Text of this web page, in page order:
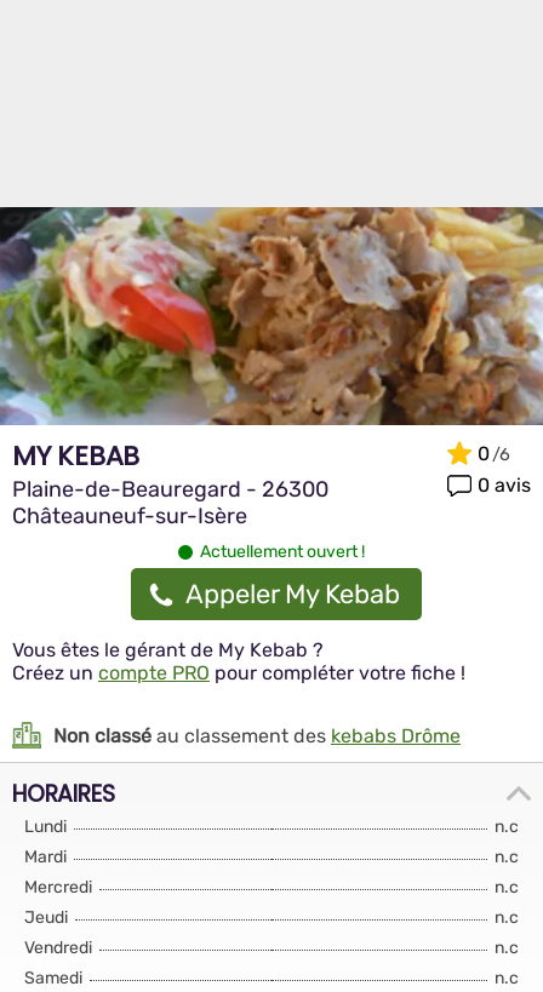
MY KEBAB
Plaine-de-Beauregard - 26300
Châteauneuf-sur-Isère
0
0 avis
Actuellement ouvert !
Appeler My Kebab
Vous êtes le gérant de My Kebab ?
Créez un compte PRO pour compléter votre fiche !
Non classé au classement des kebabs Drôme
HORAIRES
Lundi
n.c
Mardi
n.c
Mercredi
n.c
Jeudi
n.c
Vendredi
n.c
Samedi
n.c